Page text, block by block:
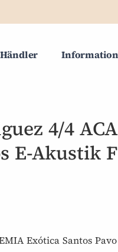
Händler
4/4
E-Akustik
Exótica Santos